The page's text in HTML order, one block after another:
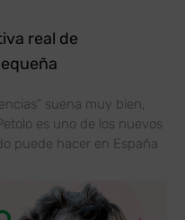
real de
suena muy bien,
es uno de los nuevos
puede hacer en España